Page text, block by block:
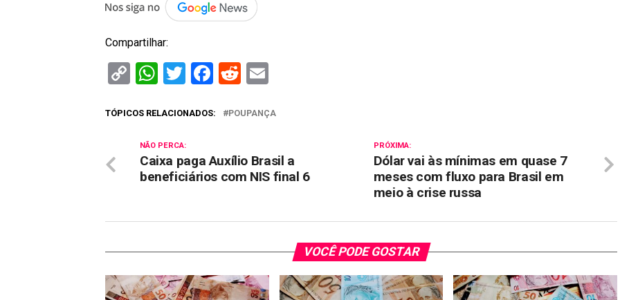
Compartilhar:
CopyWhatsApp
Twitter
Facebook
Reddit
TÓPICOS RELACIONADOS: POUPANÇA
PRÓXIMA:
Dólar vai às mínimas em quase 7
meses com fluxo para Brasil em
meio à crise russa
NÃO PERCA:
Caixa paga Auxílio Brasil a
beneficiários com NIS final 6
VOCÊ PODE GOSTAR